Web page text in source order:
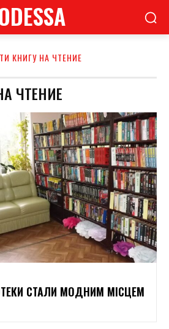
КНИГУ НА ЧТЕНИЕ
ЧТЕНИЕ
СТАЛИ МОДНИМ МІСЦЕМ